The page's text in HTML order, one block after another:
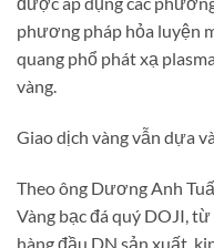
phương pháp hỏa luyện
quang phổ phát xạ
vàng.
Giao dịch vàng vẫn dựa
Theo ông Dương Anh
Vàng bạc đá quý DOJI,
hàng đầu DN sản xuất,